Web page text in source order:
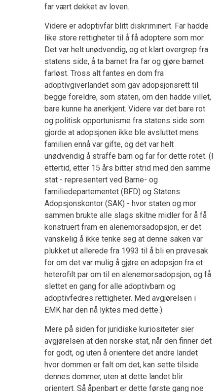
far vært dekket av loven.
Videre er adoptivfar blitt diskriminert. Far hadde
like store rettigheter til å få adoptere som mor.
Det var helt unødvendig, og et klart overgrep fra
statens side, å ta barnet fra far og gjøre barnet
farløst. Tross alt fantes en dom fra
adoptivgiverlandet som gav adopsjonsrett til
begge foreldre, som staten, om den hadde villet,
bare kunne ha anerkjent. Videre var det bare rot
og politisk opportunisme fra statens side som
gjorde at adopsjonen ikke ble avsluttet mens
familien ennå var gifte, og det var helt
unødvendig å straffe barn og far for dette rotet. (I
ettertid, etter 15 års bitter strid med den samme
stat - representert ved Barne- og
familiedepartementet (BFD) og Statens
Adopsjonskontor (SAK) - hvor staten og mor
sammen brukte alle slags skitne midler for å få
konstruert fram en alenemorsadopsjon, er det
vanskelig å ikke tenke seg at denne saken var
plukket ut allerede fra 1993 til å bli en prøvesak
for om det var mulig å gjøre en adopsjon fra et
heterofilt par om til en alenemorsadopsjon, og få
slettet en gang for alle adoptivbarn og
adoptivfedres rettigheter. Med avgjørelsen i
EMK har den nå lyktes med dette.)
Mere på siden for juridiske kuriositeter sier
avgjørelsen at den norske stat, når den finner det
for godt, og uten å orientere det andre landet
hvor dommen er falt om det, kan sette tilside
dennes dommer, uten at dette landet blir
orientert. Så åpenbart er dette første gang noe